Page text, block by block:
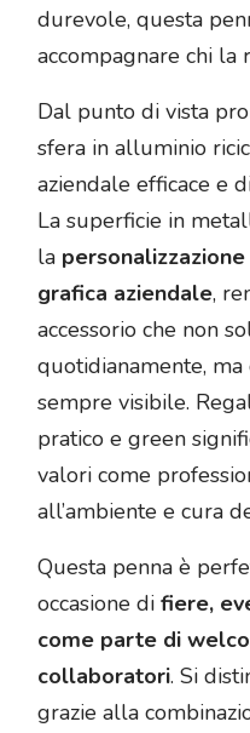
durevole, questa
accompagnare chi la
Dal punto di vista
sfera in alluminio
aziendale efficace e
La superficie in
la
grafica aziendale,
accessorio che non
quotidianamente,
sempre visibile.
pratico e green
valori come
all’ambiente e cura
Questa penna è
occasione di fiere,
come parte di
collaboratori. Si
grazie alla